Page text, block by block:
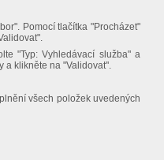
Pomocí tlačítka "Procházet"
"Typ: Vyhledávací služba" a
a klikněte na "Validovat".
všech položek uvedených